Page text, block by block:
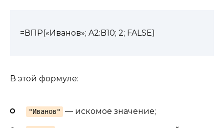
=ВПР(«Иванов»; A2:B10; 2; FALSE)
В этой формуле:
"Иванов" — искомое значение;